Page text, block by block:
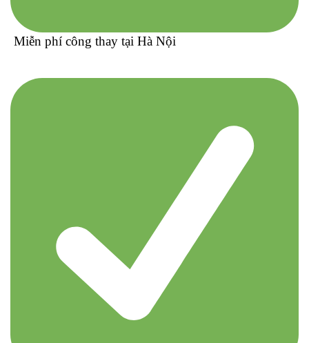
Miễn phí công thay tại Hà Nội